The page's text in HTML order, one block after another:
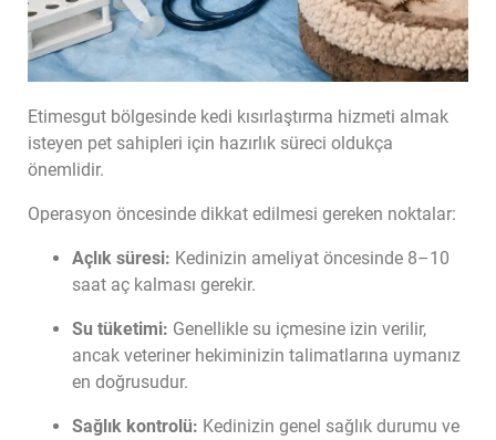
Etimesgut bölgesinde kedi kısırlaştırma hizmeti almak
isteyen pet sahipleri için hazırlık süreci oldukça
önemlidir.
Operasyon öncesinde dikkat edilmesi gereken noktalar:
Açlık süresi: Kedinizin ameliyat öncesinde 8–10
saat aç kalması gerekir.
Su tüketimi: Genellikle su içmesine izin verilir,
ancak veteriner hekiminizin talimatlarına uymanız
en doğrusudur.
Sağlık kontrolü: Kedinizin genel sağlık durumu ve